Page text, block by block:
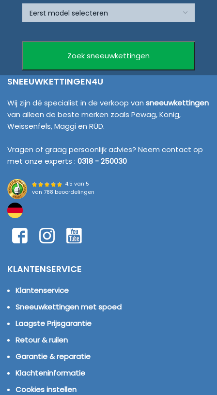
SNEEUWKETTINGEN4U
Wij zijn dé specialist in de verkoop van sneeuwkettingen
van alleen de beste merken zoals Pewag, König,
Weissenfels, Maggi en RÜD.
Vragen of graag persoonlijk advies? Neem contact op
met onze experts : 0318 - 250030
4.5 van 5
van 788 beoordelingen
KLANTENSERVICE
Klantenservice
Sneeuwkettingen met spoed
Laagste Prijsgarantie
Retour & ruilen
Garantie & reparatie
Klachteninformatie
Cookies instellen